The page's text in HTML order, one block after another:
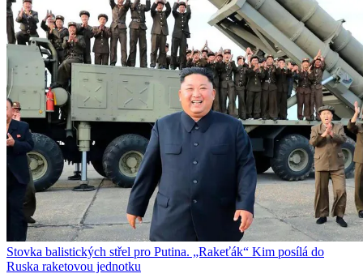
Stovka balistických střel pro Putina. „Rakeťák“ Kim posílá do
Ruska raketovou jednotku